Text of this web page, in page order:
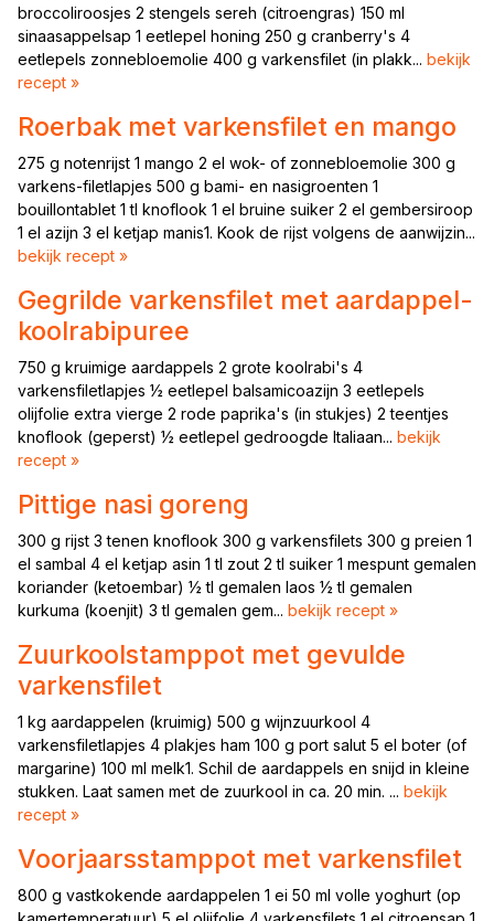
broccoliroosjes 2 stengels sereh (citroengras) 150 ml
sinaasappelsap 1 eetlepel honing 250 g cranberry's 4
eetlepels zonnebloemolie 400 g varkensfilet (in plakk... bekijk
recept »
Roerbak met varkensfilet en mango
275 g notenrijst 1 mango 2 el wok- of zonnebloemolie 300 g
varkens-filetlapjes 500 g bami- en nasigroenten 1
bouillontablet 1 tl knoflook 1 el bruine suiker 2 el gembersiroop
1 el azijn 3 el ketjap manis1. Kook de rijst volgens de aanwijzin...
bekijk recept »
Gegrilde varkensfilet met aardappel-
koolrabipuree
750 g kruimige aardappels 2 grote koolrabi's 4
varkensfiletlapjes ½ eetlepel balsamicoazijn 3 eetlepels
olijfolie extra vierge 2 rode paprika's (in stukjes) 2 teentjes
knoflook (geperst) ½ eetlepel gedroogde Italiaan... bekijk
recept »
Pittige nasi goreng
300 g rijst 3 tenen knoflook 300 g varkensfilets 300 g preien 1
el sambal 4 el ketjap asin 1 tl zout 2 tl suiker 1 mespunt gemalen
koriander (ketoembar) ½ tl gemalen laos ½ tl gemalen
kurkuma (koenjit) 3 tl gemalen gem... bekijk recept »
Zuurkoolstamppot met gevulde
varkensfilet
1 kg aardappelen (kruimig) 500 g wijnzuurkool 4
varkensfiletlapjes 4 plakjes ham 100 g port salut 5 el boter (of
margarine) 100 ml melk1. Schil de aardappels en snijd in kleine
stukken. Laat samen met de zuurkool in ca. 20 min. ... bekijk
recept »
Voorjaarsstamppot met varkensfilet
800 g vastkokende aardappelen 1 ei 50 ml volle yoghurt (op